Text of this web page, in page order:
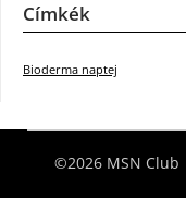
Címkék
Bioderma naptej
©2026 MSN Club